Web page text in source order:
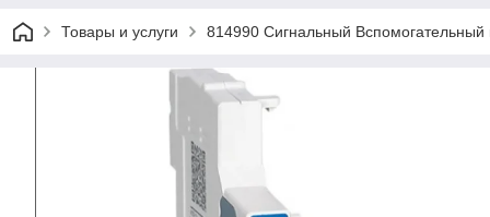
Товары и услуги 814990 Сигнальный Вспомогательный